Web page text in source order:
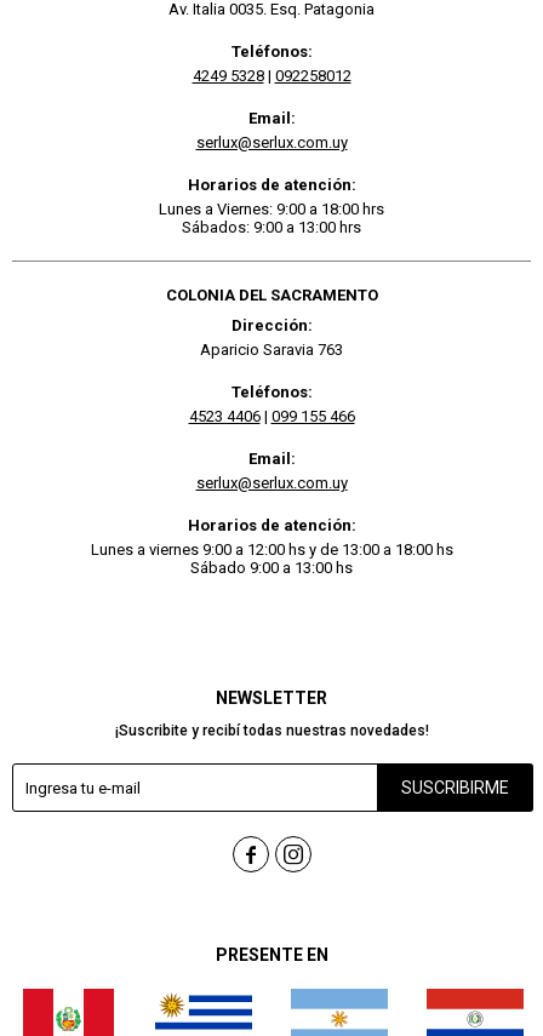
PRESENTE EN
NEWSLETTER
¡Suscribite y recibí todas nuestras novedades!
SUSCRIBIRME
 
Av. Italia 0035. Esq. Patagonia
Teléfonos:
4249 5328| 092258012
Email:
serlux@serlux.com.uy
Horarios de atención:
Lunes a Viernes: 9:00 a 18:00 hrs
Sábados: 9:00 a 13:00 hrs
COLONIA DEL SACRAMENTO
Dirección:
Aparicio Saravia 763
Teléfonos:
4523 4406| 099 155 466
Email:
serlux@serlux.com.uy
Horarios de atención:
Lunes a viernes 9:00 a 12:00 hs y de 13:00 a 18:00 hs
Sábado 9:00 a 13:00 hs